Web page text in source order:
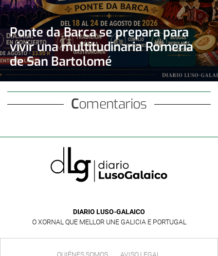
Ponte da Barca se prepara para
vivir una multitudinaria Romería
de San Bartolomé
Comentarios
DIARIO LUSO-GALAICO
O XORNAL QUE MELLOR UNE GALICIA E PORTUGAL
QUIÉNES SOMOS AVISO LEGAL